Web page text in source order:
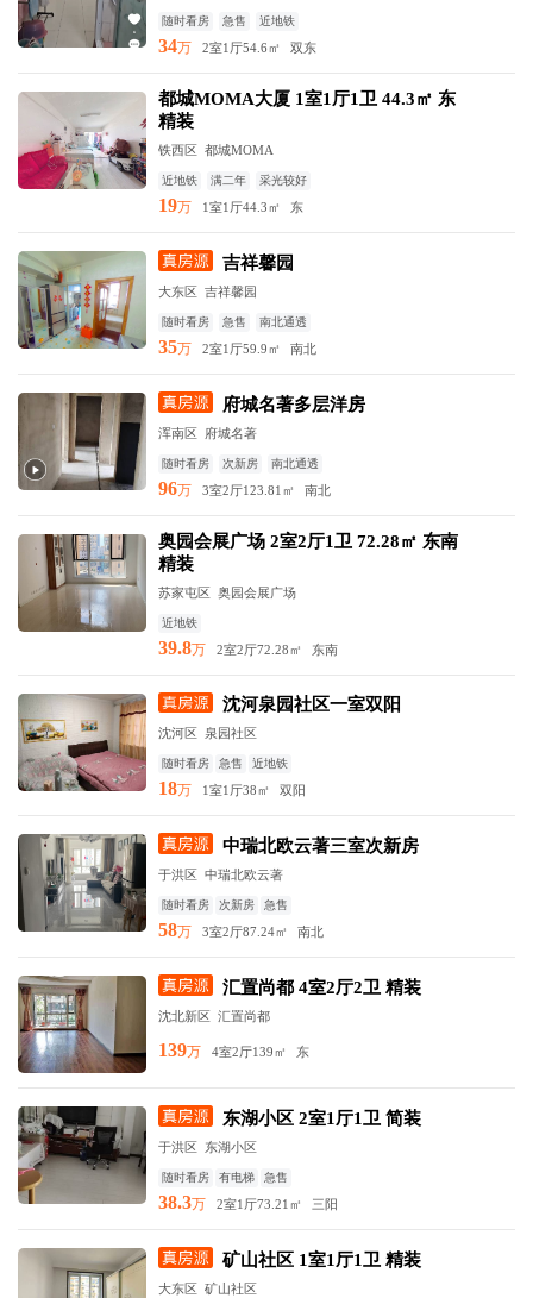
随时看房 急售 近地铁
34万 2室1厅54.6㎡ 双东
都城MOMA大厦 1室1厅1卫 44.3㎡ 东
精装
铁西区 都城MOMA
近地铁 满二年 采光较好
19万 1室1厅44.3㎡ 东
吉祥馨园
大东区 吉祥馨园
随时看房 急售 南北通透
35万 2室1厅59.9㎡ 南北
府城名著多层洋房
浑南区 府城名著
随时看房 次新房 南北通透
96万 3室2厅123.81㎡ 南北
奥园会展广场 2室2厅1卫 72.28㎡ 东南
精装
苏家屯区 奥园会展广场
近地铁
39.8万 2室2厅72.28㎡ 东南
沈河泉园社区一室双阳
沈河区 泉园社区
随时看房 急售 近地铁
18万 1室1厅38㎡ 双阳
中瑞北欧云著三室次新房
于洪区 中瑞北欧云著
随时看房 次新房 急售
58万 3室2厅87.24㎡ 南北
汇置尚都 4室2厅2卫 精装
沈北新区 汇置尚都
139万 4室2厅139㎡ 东
东湖小区 2室1厅1卫 简装
于洪区 东湖小区
随时看房 有电梯 急售
38.3万 2室1厅73.21㎡ 三阳
矿山社区 1室1厅1卫 精装
大东区 矿山社区